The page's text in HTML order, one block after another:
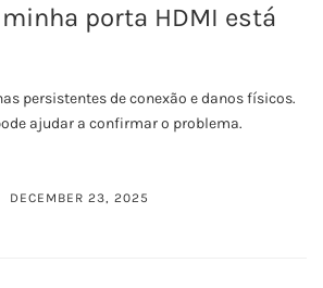
porta HDMI está
persistentes de conexão e danos físicos.
ajudar a confirmar o problema.
DECEMBER 23, 2025